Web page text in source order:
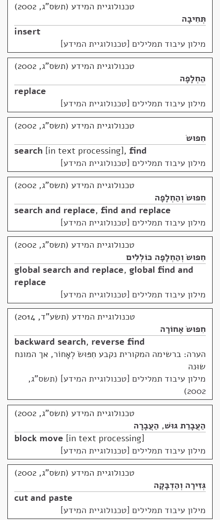
טכנולוגיית המידע (תשס"ג, 2002)
תְּחִיבָה
insert
מילון עיבוד תמלילים [טכנולוגיית המידע]
טכנולוגיית המידע (תשס"ג, 2002)
הַחְלָפָה
replace
מילון עיבוד תמלילים [טכנולוגיית המידע]
טכנולוגיית המידע (תשס"ג, 2002)
חִפּוּשׂ
search in text processing , find
מילון עיבוד תמלילים [טכנולוגיית המידע]
טכנולוגיית המידע (תשס"ג, 2002)
חִפּוּשׂ וְהַחְלָפָה
search and replace, find and replace
מילון עיבוד תמלילים [טכנולוגיית המידע]
טכנולוגיית המידע (תשס"ג, 2002)
חִפּוּשׂ וְהַחְלָפָה כּוֹלְלִים
global search and replace, global find and
replace
מילון עיבוד תמלילים [טכנולוגיית המידע]
טכנולוגיית המידע (תשע"ד, 2014)
חִפּוּשׂ אָחוֹרָה
backward search, reverse find
הערה: ברשימה המקורית נקבע חִפּוּשׂ לְאָחוֹר, אך המונח
שוּנה
מילון עיבוד תמלילים [טכנולוגיית המידע] (תשס"ג,
2002)
טכנולוגיית המידע (תשס"ג, 2002)
הַעֲבָרַת גּוּשׁ, הַעֲבָרָה
block move in text processing
מילון עיבוד תמלילים [טכנולוגיית המידע]
טכנולוגיית המידע (תשס"ג, 2002)
גְּזִירָה וְהַדְבָּקָה
cut and paste
מילון עיבוד תמלילים [טכנולוגיית המידע]